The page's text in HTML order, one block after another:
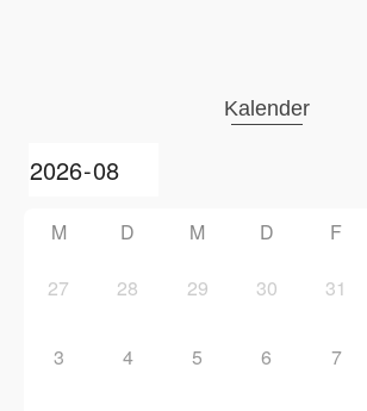
Kalender
M D M D F
27 28 29 30 31
3 4 5 6 7